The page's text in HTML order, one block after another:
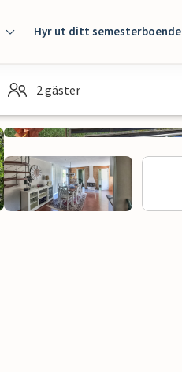
Hyr ut ditt semesterboende
2 gäster